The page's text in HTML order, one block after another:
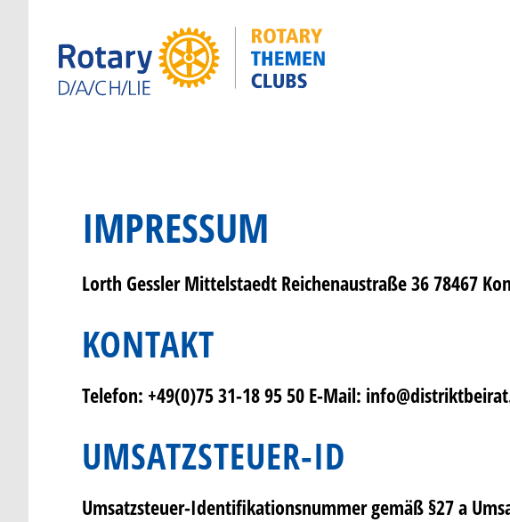
IMPRESSUM
Lorth Gessler Mittelstaedt Reichenaustraße 36 78467
KONTAKT
Telefon: +49(0)75 31-18 95 50 E-Mail:
UMSATZSTEUER-ID
Umsatzsteuer-Identifikationsnummer gemäß §27 a